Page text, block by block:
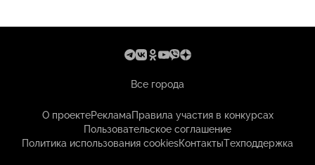
Все города
О проектеРекламаПравила участия в конкурсах
Пользовательское соглашение
Политика использования cookiesКонтактыТехподдержка